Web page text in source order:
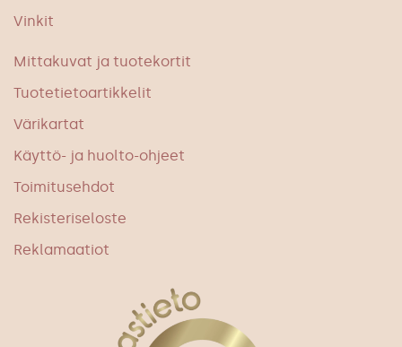
Vinkit
Mittakuvat ja tuotekortit
Tuotetietoartikkelit
Värikartat
Käyttö- ja huolto-ohjeet
Toimitusehdot
Rekisteriseloste
Reklamaatiot